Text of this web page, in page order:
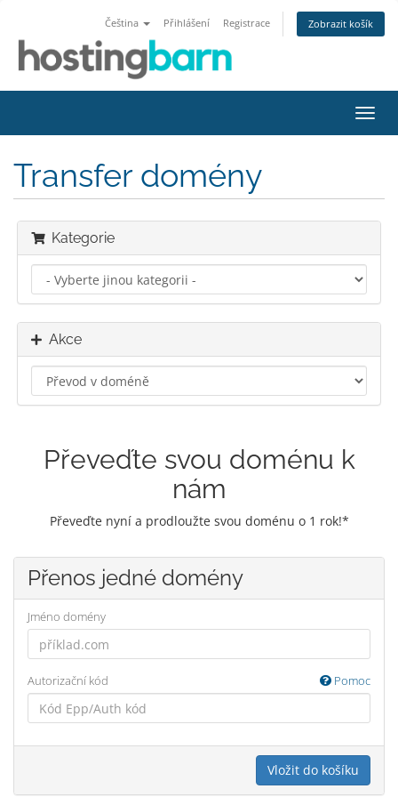
Čeština Přihlášení Registrace Zobrazit košík
Transfer domény
Kategorie
Akce
Převeďte svou doménu k
nám
Převeďte nyní a prodloužte svou doménu o 1 rok!*
Přenos jedné domény
Jméno domény
Autorizační kód Pomoc
Vložit do košíku